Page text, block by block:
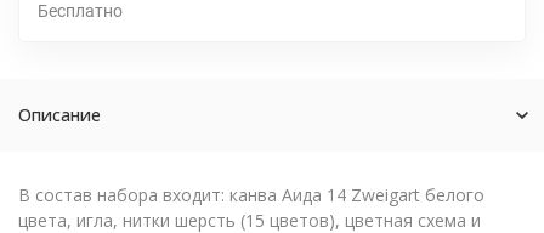
Бесплатно
Описание
В состав набора входит: канва Аида 14 Zweigart белого
цвета, игла, нитки шерсть (15 цветов), цветная схема и